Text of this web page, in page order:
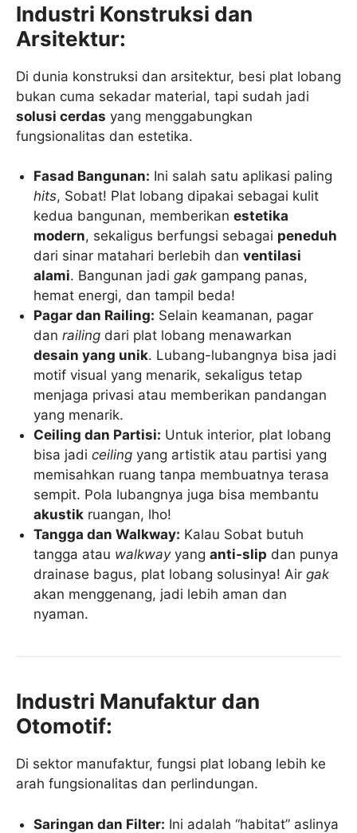
Industri Konstruksi dan
Arsitektur:
Di dunia konstruksi dan arsitektur, besi plat lobang
bukan cuma sekadar material, tapi sudah jadi
solusi cerdas yang menggabungkan
fungsionalitas dan estetika.
Fasad Bangunan: Ini salah satu aplikasi paling
hits, Sobat! Plat lobang dipakai sebagai kulit
kedua bangunan, memberikanestetika
modern, sekaligus berfungsi sebagai peneduh
dari sinar matahari berlebih danventilasi
alami. Bangunan jadigak gampang panas,
hemat energi, dan tampil beda!
Pagar dan Railing: Selain keamanan, pagar
danrailing dari plat lobang menawarkan
desain yang unik. Lubang-lubangnya bisa jadi
motif visual yang menarik, sekaligus tetap
menjaga privasi atau memberikan pandangan
yang menarik.
Ceiling dan Partisi: Untuk interior, plat lobang
bisa jadiceiling yang artistik atau partisi yang
memisahkan ruang tanpa membuatnya terasa
sempit. Pola lubangnya juga bisa membantu
akustik ruangan, lho!
Tangga dan Walkway: Kalau Sobat butuh
tangga atau walkwayyanganti-slip dan punya
drainase bagus, plat lobang solusinya! Airgak
akan menggenang, jadi lebih aman dan
nyaman.
Industri Manufaktur dan
Otomotif:
Di sektor manufaktur, fungsi plat lobang lebih ke
arah fungsionalitas dan perlindungan.
Saringan dan Filter: Ini adalah “habitat” aslinya